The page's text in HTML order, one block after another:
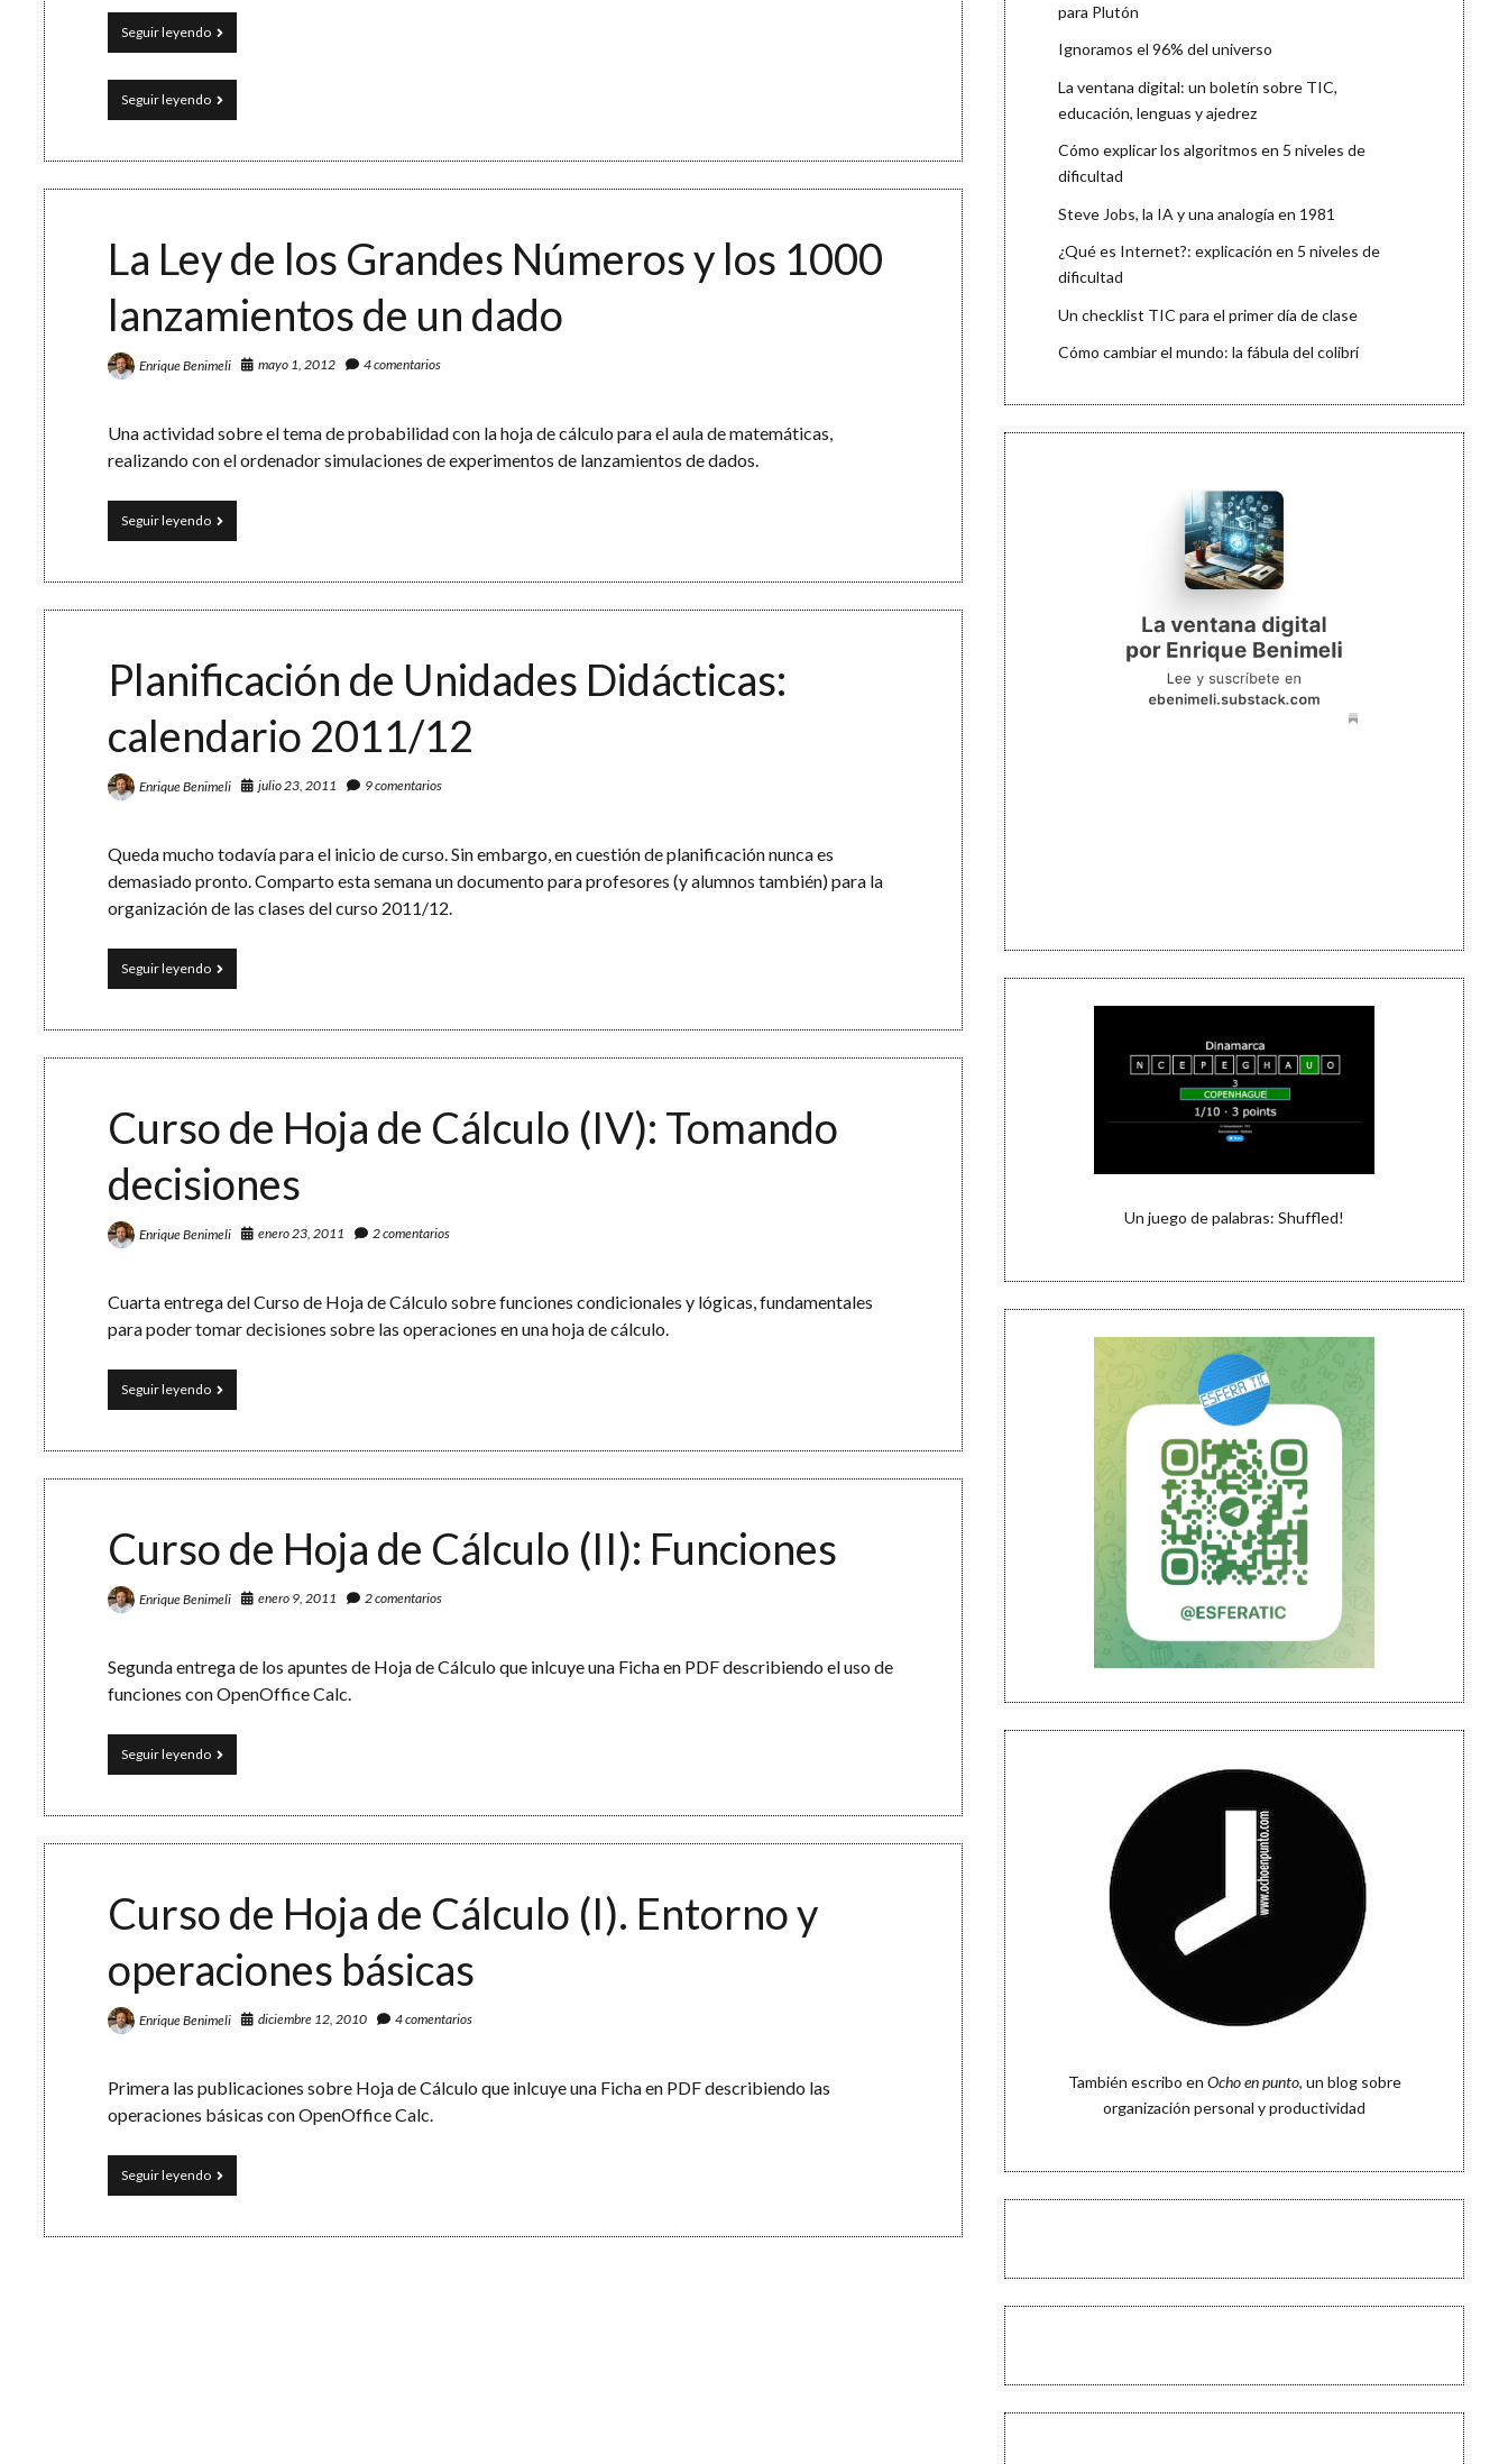
Seguir leyendo«Apellido1
Apellido2,
procesando
la
cálculo
Seguir leyendo«Apellido1
Apellido2,
procesando
la
hoja
cálculo
La Ley de los Grandes Números y los 1000
lanzamientos de un dado
Enrique Benimeli mayo 1, 2012 4 comentarios
Una actividad sobre el tema de probabilidad con la hoja de cálculo para el aula de matemáticas,
realizando con el ordenador simulaciones de experimentos de lanzamientos de dados.
Seguir leyendoLa
Ley
los
los
1000
lanzamientos
de
un
Planificación de Unidades Didácticas:
calendario 2011/12
Enrique Benimeli julio 23, 2011 9 comentarios
Queda mucho todavía para el inicio de curso. Sin embargo, en cuestión de planificación nunca es
demasiado pronto. Comparto esta semana un documento para profesores (y alumnos también) para la
organización de las clases del curso 2011/12.
Seguir leyendoPlanificación
de
Didácticas:
Curso de Hoja de Cálculo (IV): Tomando
decisiones
Enrique Benimeli enero 23, 2011 2 comentarios
Cuarta entrega del Curso de Hoja de Cálculo sobre funciones condicionales y lógicas, fundamentales
para poder tomar decisiones sobre las operaciones en una hoja de cálculo.
Seguir leyendoCurso
de
de
decisiones
Curso de Hoja de Cálculo (II): Funciones
Enrique Benimeli enero 9, 2011 2 comentarios
Segunda entrega de los apuntes de Hoja de Cálculo que inlcuye una Ficha en PDF describiendo el uso de
funciones con OpenOffice Calc.
Seguir leyendoCurso
de
de
Curso de Hoja de Cálculo (I). Entorno y
operaciones básicas
Enrique Benimeli diciembre 12, 2010 4 comentarios
Primera las publicaciones sobre Hoja de Cálculo que inlcuye una Ficha en PDF describiendo las
operaciones básicas con OpenOffice Calc.
Seguir leyendoCurso
de
de
para Plutón
Ignoramos el 96% del universo
La ventana digital: un boletín sobre TIC,
educación, lenguas y ajedrez
Cómo explicar los algoritmos en 5 niveles de
dificultad
Steve Jobs, la IA y una analogía en 1981
¿Qué es Internet?: explicación en 5 niveles de
dificultad
Un checklist TIC para el primer día de clase
Cómo cambiar el mundo: la fábula del colibrí
Un juego de palabras: Shuffled!
También escribo en Ocho en punto, un blog sobre
organización personal y productividad